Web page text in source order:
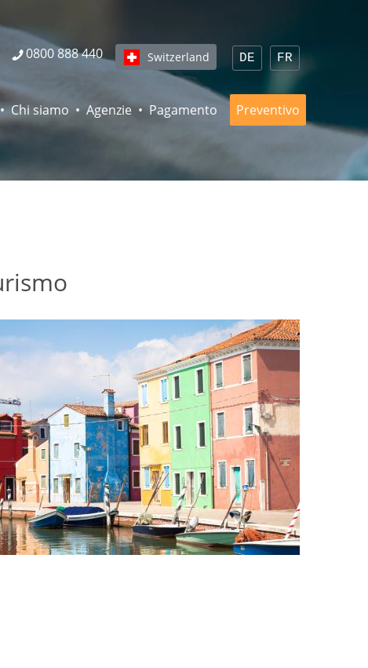
DE FR
Switzerland
0800 888 440
Chi siamo Agenzie Pagamento Preventivo